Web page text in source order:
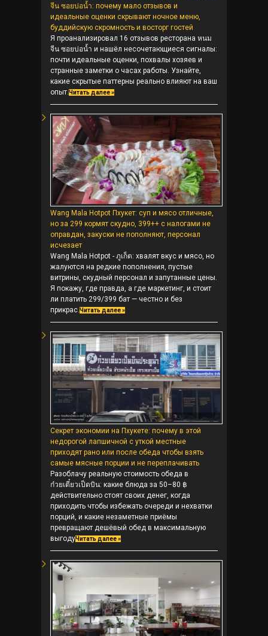
จีน ซอยบ่อน้ำ: почему мало отзывов и
идеальные оценки скрывают ночное меню,
буддийскую скромность и восторг гостей
Я проанализировал 16 отзывов ресторана หนม
จีน ซอยบ่อน้ำ и нашёл несочетающиеся сигналы:
почти идеальные оценки, похвалы хозяев и
странные заметки о часах работы. Узнайте,
какие скрытые паттерны реально влияют на ваш
опыт.Читать далее »
Wang Mala Hotpot Пхукет: суп и мясо отличные,
но за 299 кормят скудно, 399++ с налогами не
оправдан, закуски не пополняют, персонал
исчезает
Wang Mala Hotpot - ภูเก็ต: хвалят вкус и мясо, но
жалуются на редкие пополнения, пустые
витрины, скудный персонал и запутанные цены.
Я покажу, где правда, а где маркетинг, и стоит
ли платить 299/399 бат — честно и без
прикрас.Читать далее »
Секрет экономии на Пхукете: почему в этой
недорогой лапшичной с уткой местные
приходят рано или после обеда чтобы взять
самые мясные порции и не переплачивать
Разоблачу реальную стоимость обеда в
ก๋วยเตี๋ยวเป็ดบิน: какие блюда за 50–80 ฿
действительно стоят своих денег, когда
приходить чтобы избежать очереди и нехватки
порций, и какие незаметные приёмы
превращают дешёвый обед в максимальную
выгодуЧитать далее »